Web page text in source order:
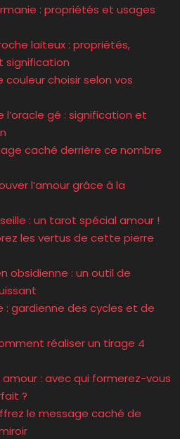
: propriétés et usages
laiteux : propriétés,
signification
couleur choisir selon vos
l’oracle gé : signification et
caché derrière ce nombre
l’amour grâce à la
: un tarot spécial amour !
les vertus de cette pierre
obsidienne : un outil de
: gardienne des cycles et de
réaliser un tirage 4
: avec qui formerez-vous
?
le message caché de